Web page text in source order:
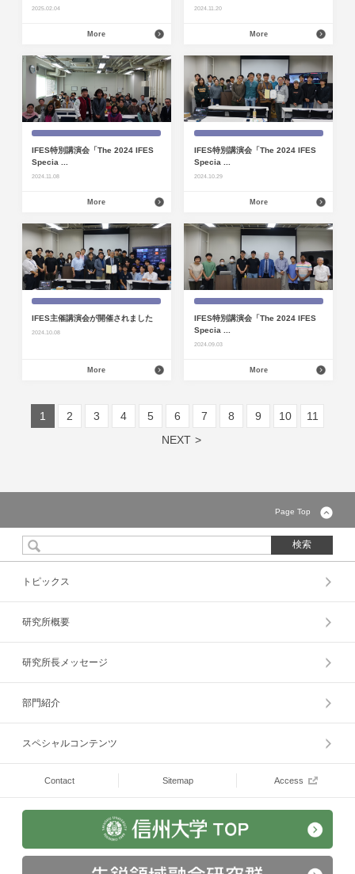
2025.02.04
More
2024.11.20
More
IFES特別講演会「The 2024 IFES
Specia ...
2024.11.08
More
IFES特別講演会「The 2024 IFES
Specia ...
2024.10.29
More
IFES主催講演会が開催されました
2024.10.08
More
IFES特別講演会「The 2024 IFES
Specia ...
2024.09.03
More
1 2 3 4 5 6 7 8 9 10
11
NEXT
Page Top
トピックス
研究所概要
研究所長メッセージ
部門紹介
スペシャルコンテンツ
Contact Sitemap Access